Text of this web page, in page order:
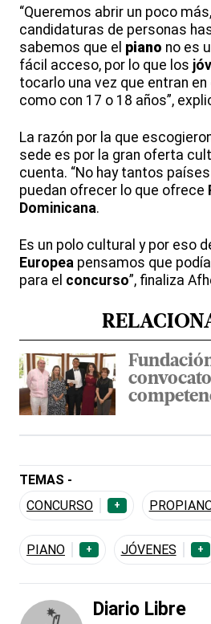
“Queremos abrir un poco
candidaturas de personas
sabemos que el piano no es
fácil acceso, por lo que los
tocarlo una vez que entran
como con 17 o 18 años”,
La razón por la que
sede es por la gran oferta
cuenta. “No hay tantos
puedan ofrecer lo que ofrece
Dominicana.
Es un polo cultural y por eso
Europea pensamos que
para el concurso”, finaliza
TEMAS -
CONCURSO
+
PIANO + JÓVENES +
Diario Libre